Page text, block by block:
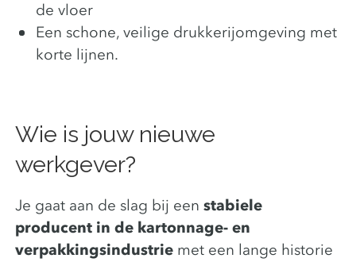
de vloer
Een schone, veilige drukkerijomgeving met
korte lijnen.
Wie is jouw nieuwe
werkgever?
Je gaat aan de slag bij eenstabiele
producent in de kartonnage- en
verpakkingsindustrie met een lange historie